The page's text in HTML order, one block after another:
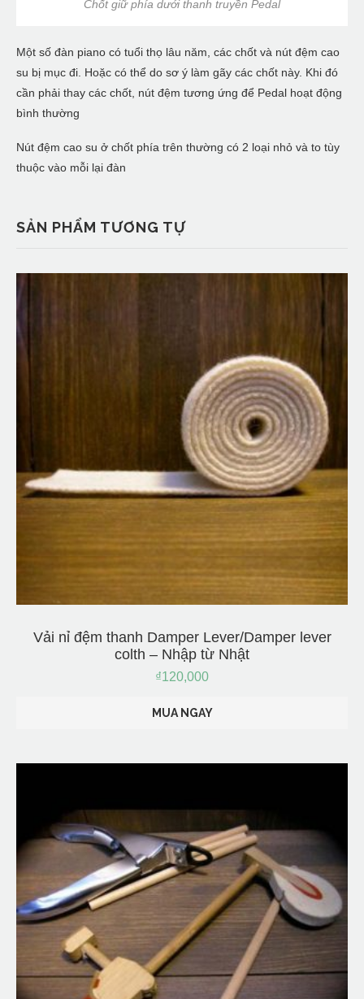
Chốt giữ phía dưới thanh truyền Pedal
Một số đàn piano có tuổi thọ lâu năm, các chốt và nút đệm cao
su bị mục đi. Hoặc có thể do sơ ý làm gãy các chốt này. Khi đó
cần phải thay các chốt, nút đệm tương ứng để Pedal hoạt động
bình thường
Nút đệm cao su ở chốt phía trên thường có 2 loại nhỏ và to tùy
thuộc vào mỗi lại đàn
SẢN PHẨM TƯƠNG TỰ
Vải nỉ đệm thanh Damper Lever/Damper lever
colth – Nhập từ Nhật
₫120,000
MUA NGAY